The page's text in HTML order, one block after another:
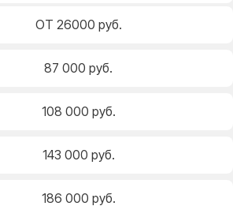
ОТ 26000 руб.
87 000 руб.
108 000 руб.
143 000 руб.
186 000 руб.